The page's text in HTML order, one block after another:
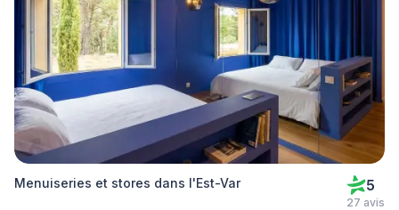
Menuiseries et stores dans l'Est-Var 5
27 avis